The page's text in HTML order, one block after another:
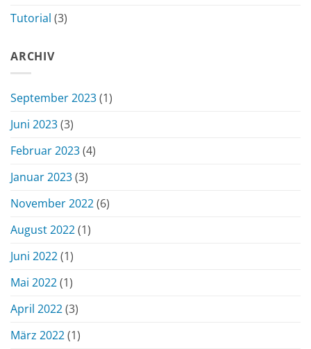
Tutorial (3)
ARCHIV
September 2023(1)
Juni 2023(3)
Februar 2023(4)
Januar 2023(3)
November 2022(6)
August 2022(1)
Juni 2022(1)
Mai 2022(1)
April 2022(3)
März 2022(1)